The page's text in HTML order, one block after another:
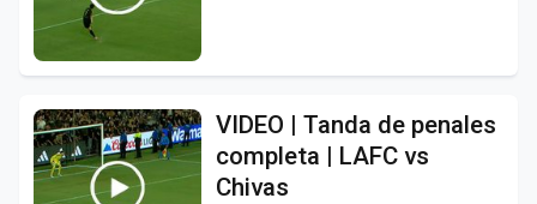
VIDEO | Tanda de penales
completa | LAFC vs
Chivas